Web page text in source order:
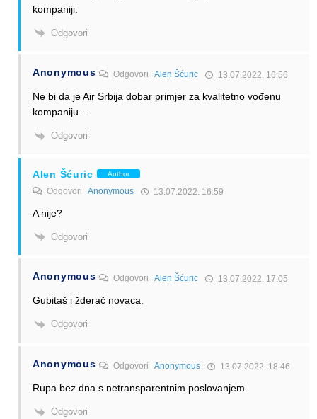
kompaniji.
Odgovori
Anonymous OdgovoriAlen Šćuric 13.07.2022. 16:56
Ne bi da je Air Srbija dobar primjer za kvalitetno vođenu
kompaniju…
Odgovori
Alen Šćuric Author
Odgovori Anonymous 13.07.2022. 16:59
A nije?
Odgovori
Anonymous OdgovoriAlen Šćuric 13.07.2022. 17:05
Gubitaš i žderač novaca.
Odgovori
Anonymous OdgovoriAnonymous 13.07.2022. 18:46
Rupa bez dna s netransparentnim poslovanjem.
Odgovori